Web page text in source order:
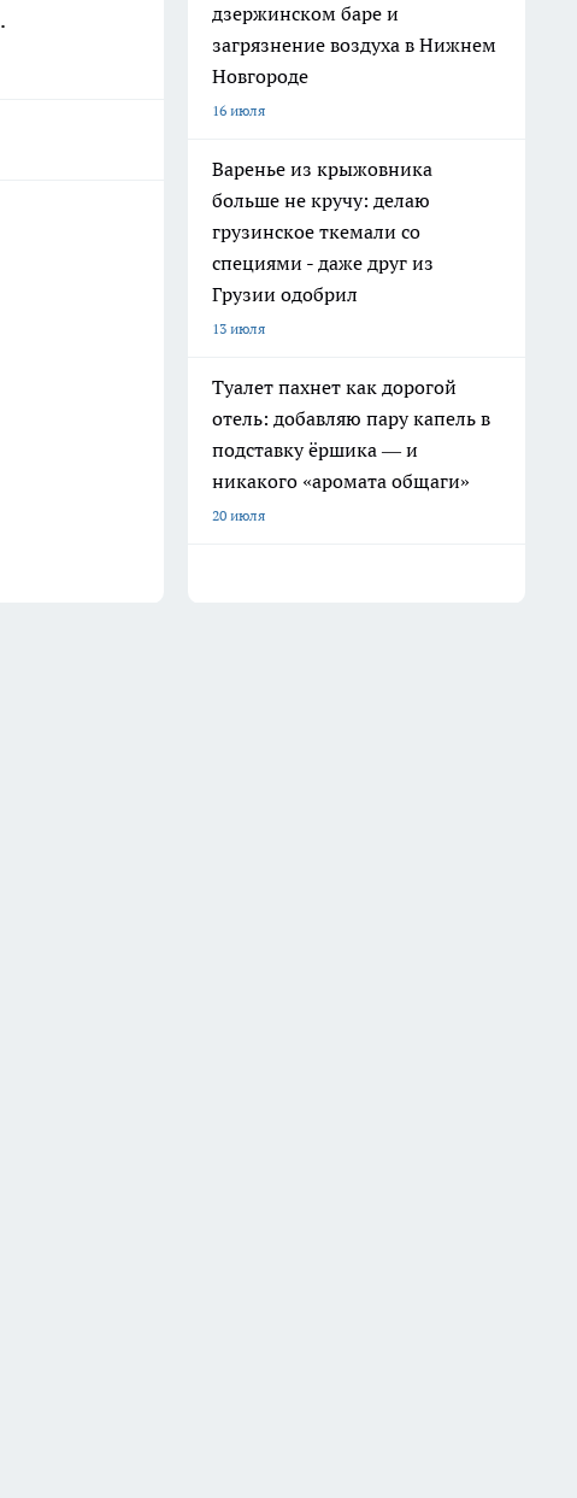
.
дзержинском баре и
загрязнение воздуха в Нижнем
Новгороде
16 июля
Варенье из крыжовника
больше не кручу: делаю
грузинское ткемали со
специями - даже друг из
Грузии одобрил
13 июля
Туалет пахнет как дорогой
отель: добавляю пару капель в
подставку ёршика — и
никакого «аромата общаги»
20 июля